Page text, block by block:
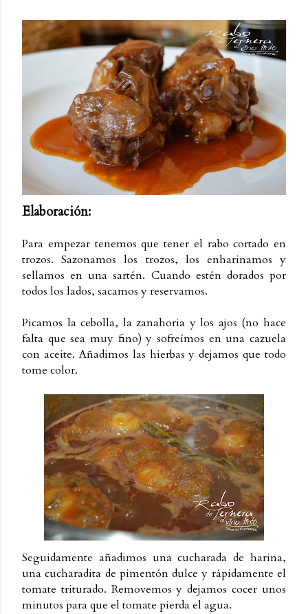
Elaboración:
Para empezar tenemos que tener el rabo cortado en
trozos. Sazonamos los trozos, los enharinamos y
sellamos en una sartén. Cuando estén dorados por
todos los lados, sacamos y reservamos.
Picamos la cebolla, la zanahoria y los ajos (no hace
falta que sea muy fino) y sofreímos en una cazuela
con aceite. Añadimos las hierbas y dejamos que todo
tome color.
Seguidamente añadimos una cucharada de harina,
una cucharadita de pimentón dulce y rápidamente el
tomate triturado. Removemos y dejamos cocer unos
minutos para que el tomate pierda el agua.